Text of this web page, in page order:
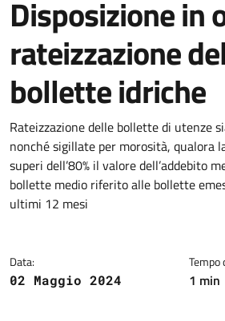
Disposizione in
rateizzazione
bollette idriche
Dettagli della
Rateizzazione delle bollette di utenze
nonché sigillate per morosità, qualora
superi dell’80% il valore dell’addebito
bollette medio riferito alle bollette
ultimi 12 mesi
Data:
02 Maggio 2024
Tempo
1 min